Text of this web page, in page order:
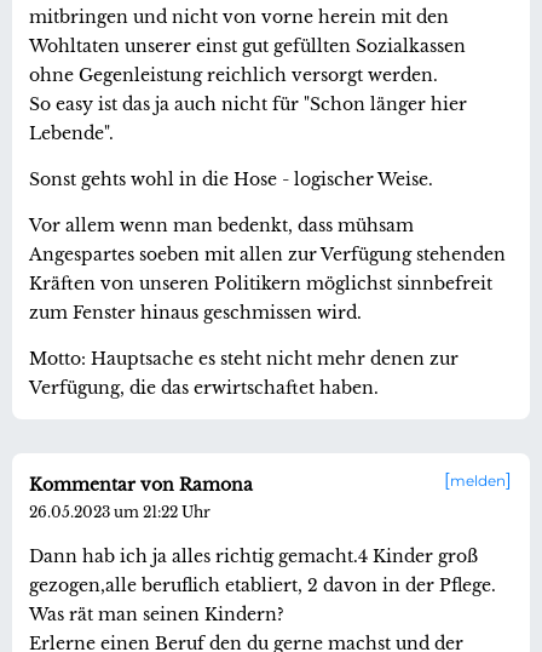
mitbringen und nicht von vorne herein mit den
Wohltaten unserer einst gut gefüllten Sozialkassen
ohne Gegenleistung reichlich versorgt werden.
So easy ist das ja auch nicht für "Schon länger hier
Lebende".
Sonst gehts wohl in die Hose - logischer Weise.
Vor allem wenn man bedenkt, dass mühsam
Angespartes soeben mit allen zur Verfügung stehenden
Kräften von unseren Politikern möglichst sinnbefreit
zum Fenster hinaus geschmissen wird.
Motto: Hauptsache es steht nicht mehr denen zur
Verfügung, die das erwirtschaftet haben.
melden
Kommentar von Ramona
26.05.2023 um 21:22 Uhr
Dann hab ich ja alles richtig gemacht.4 Kinder groß
gezogen,alle beruflich etabliert, 2 davon in der Pflege.
Was rät man seinen Kindern?
Erlerne einen Beruf den du gerne machst und der